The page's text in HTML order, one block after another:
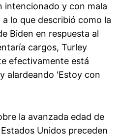
intencionado y con mala
lo que describió como la
Biden en respuesta al
cargos, Turley
efectivamente está
alardeando 'Estoy con
la avanzada edad de
Unidos preceden